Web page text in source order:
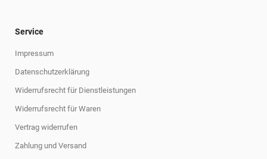
Service
Impressum
Datenschutzerklärung
Widerrufsrecht für Dienstleistungen
Widerrufsrecht für Waren
Vertrag widerrufen
Zahlung und Versand